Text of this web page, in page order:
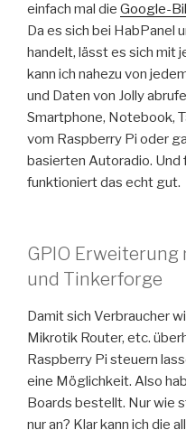
einfach mal die Google-
Da es sich bei HabPanel
handelt, lässt es sich mit
kann ich nahezu von
und Daten von Jolly
Smartphone, Notebook,
vom Raspberry Pi oder
basierten Autoradio. Und
funktioniert das echt gut.
GPIO Erweiterung
und Tinkerforge
Damit sich Verbraucher
Mikrotik Router, etc.
Raspberry Pi steuern
eine Möglichkeit. Also
Boards bestellt. Nur wie
nur an? Klar kann ich die